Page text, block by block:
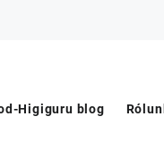
Higiguru blog